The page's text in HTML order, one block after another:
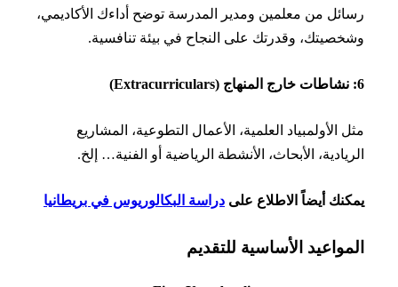
من معلمين ومدير المدرسة توضح أداءك الأكاديمي،
وقدرتك على النجاح في بيئة تنافسية.
الأولمبياد العلمية، الأعمال التطوعية، المشاريع
الأبحاث، الأنشطة الرياضية أو الفنية… إلخ.
أيضاً الاطلاع علىدراسة البكالوريوس في بريطانيا
الأساسية للتقديم